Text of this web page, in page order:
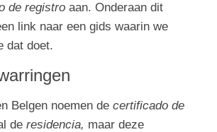
de registro aan. Onderaan dit
link naar een gids waarin we
dat doet.
Belgen noemen de certificado de
de residencia, maar deze